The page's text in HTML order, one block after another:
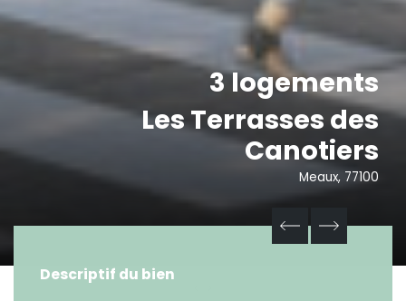
3 logements
Les Terrasses des
Canotiers
Meaux, 77100
Descriptif du bien